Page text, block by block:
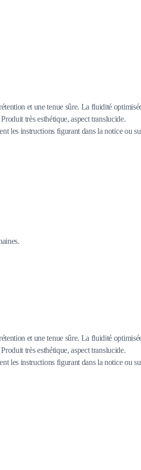
et une tenue sûre. La fluidité
très esthétique, aspect translucide.
les instructions figurant dans la notice ou
et une tenue sûre. La fluidité
très esthétique, aspect translucide.
les instructions figurant dans la notice ou